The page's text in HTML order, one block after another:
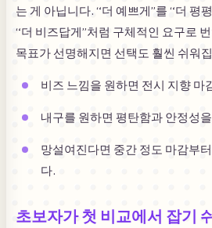
는 게 아닙니다. “더 예쁘게”를 “더 평
“더 비즈답게”처럼 구체적인 요구로
목표가 선명해지면 선택도 훨씬 쉬워
비즈 느낌을 원하면 전시 지향 마
내구를 원하면 평탄함과 안정성
망설여진다면 중간 정도 마감부
다.
초보자가 첫 비교에서 잡기